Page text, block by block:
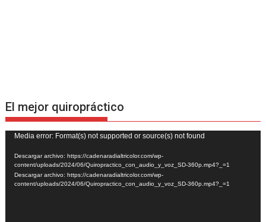
El mejor quiropráctico
Reproductor
de
vídeo
Media error: Format(s) not supported or source(s) not found
Descargar archivo: https://cadenaradialtricolor.com/wp-
content/uploads/2024/06/Quiropractico_con_audio_y_voz_SD-360p.mp4?_=1
Descargar archivo: https://cadenaradialtricolor.com/wp-
content/uploads/2024/06/Quiropractico_con_audio_y_voz_SD-360p.mp4?_=1